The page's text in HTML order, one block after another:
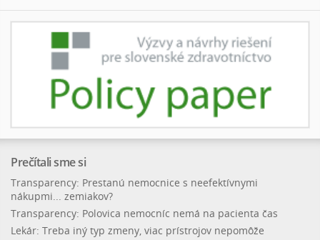
Prečítali sme si
Transparency: Prestanú nemocnice s neefektívnymi
nákupmi... zemiakov?
Transparency: Polovica nemocníc nemá na pacienta čas
Lekár: Treba iný typ zmeny, viac prístrojov nepomôže